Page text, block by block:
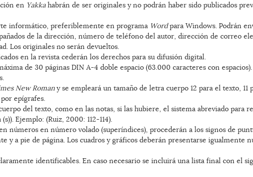
en Yakkahabrán de ser originales y no podrán haber sido publicados
informático, preferiblemente en programa Wordpara Windows. Podrán
de la dirección, número de teléfono del autor, dirección de correo
Los originales no serán devueltos.
en la revista cederán los derechos para su difusión digital.
de 30 páginas DIN A-4 doble espacio (63.000 caracteres con
New Romany se empleará un tamaño de letra cuerpo 12 para el texto, 11
epígrafes.
del texto, como en las notas, si las hubiere, el sistema abreviado para
Ejemplo: (Ruiz, 2000: 112-114).
números en número volado (superíndices), procederán a los signos de
y a pie de página. Los cuadros y gráficos deberán presentarse igualmente
identificables. En caso necesario se incluirá una lista final con el